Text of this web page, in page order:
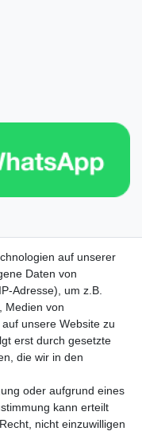
auf unserer
Daten von
Adresse), um z.B.
Medien von
unsere Website zu
erst durch gesetzte
die wir in den
oder aufgrund eines
kann erteilt
nicht einzuwilligen